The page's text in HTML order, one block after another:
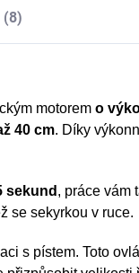
(8)
motorem o
40 cm. Díky
sekund , práce vám
se sekyrkou v ruce.
s pístem. Toto